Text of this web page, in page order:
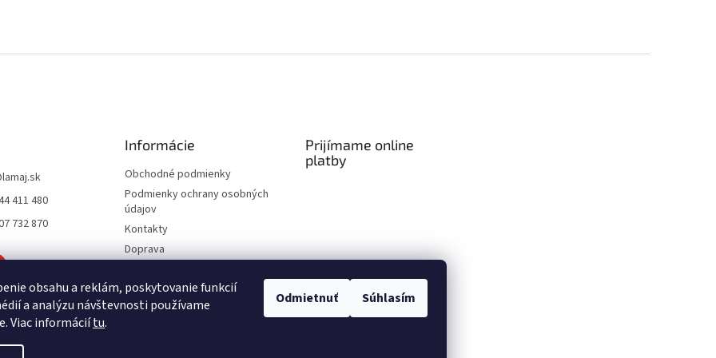
obsahu a reklám, poskytovanie funkcií
a analýzu návštevnosti používame
Viac informáciítu.
Odmietnuť Súhlasím
lamaj.sk
411 480
732 870
Informácie
Obchodné podmienky
Podmienky ochrany osobných
údajov
Kontakty
Doprava
Moja objednávka
Prijímame online
platby